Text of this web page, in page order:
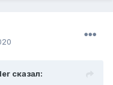
сказал: